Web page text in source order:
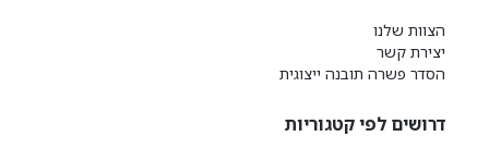
הצוות שלנו
יצירת קשר
הסדר פשרה תובנה ייצוגית
דרושים לפי קטגוריות